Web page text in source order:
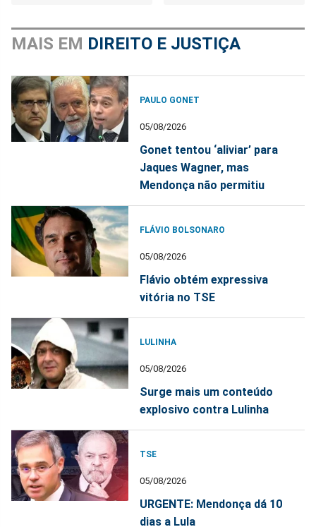
MAIS EM DIREITO E JUSTIÇA
PAULO GONET
05/08/2026
Gonet tentou ‘aliviar’ para
Jaques Wagner, mas
Mendonça não permitiu
FLÁVIO BOLSONARO
05/08/2026
Flávio obtém expressiva
vitória no TSE
LULINHA
05/08/2026
Surge mais um conteúdo
explosivo contra Lulinha
TSE
05/08/2026
URGENTE: Mendonça dá 10
dias a Lula